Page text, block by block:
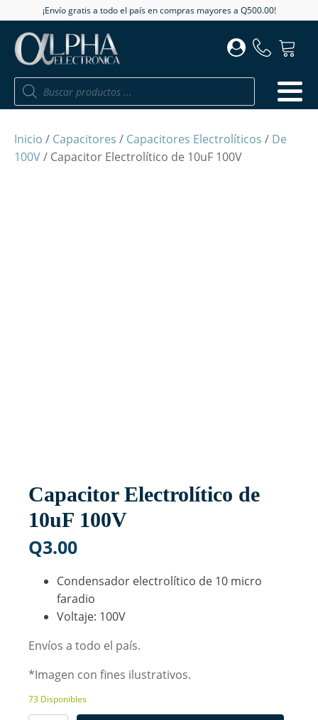
¡Envío gratis a todo el país en compras mayores a Q500.00!
Búsqueda
productos
Inicio / Capacitores / Capacitores Electrolíticos / De
100V/ Capacitor Electrolítico de 10uF 100V
Capacitor Electrolítico de
10uF 100V
Q3.00
Condensador electrolítico de 10 micro
faradio
Voltaje: 100V
Envíos a todo el país.
*Imagen con fines ilustrativos.
73 Disponibles